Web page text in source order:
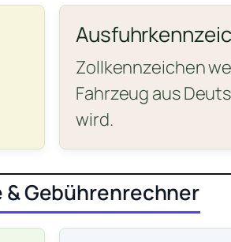
Zollkennzeichen
Fahrzeug aus
wird.
& Gebührenrechner